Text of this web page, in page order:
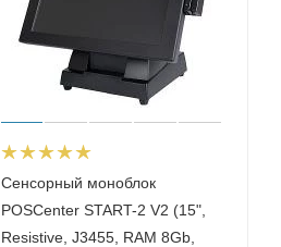
Сенсорный моноблок
POSCenter START-2 V2 (15",
Resistive, J3455, RAM 8Gb,